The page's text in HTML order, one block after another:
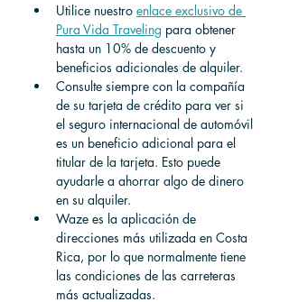
Utilice nuestro enlace exclusivo de
Pura Vida Traveling para obtener
hasta un 10% de descuento y
beneficios adicionales de alquiler.
Consulte siempre con la compañía
de su tarjeta de crédito para ver si
el seguro internacional de automóvil
es un beneficio adicional para el
titular de la tarjeta. Esto puede
ayudarle a ahorrar algo de dinero
en su alquiler.
Waze es la aplicación de
direcciones más utilizada en Costa
Rica, por lo que normalmente tiene
las condiciones de las carreteras
más actualizadas.